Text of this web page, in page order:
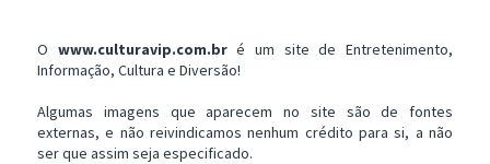
O www.culturavip.com.bré um site de Entretenimento,
Informação, Cultura e Diversão!
Algumas imagens que aparecem no site são de fontes
externas, e não reivindicamos nenhum crédito para si, a não
ser que assim seja especificado.